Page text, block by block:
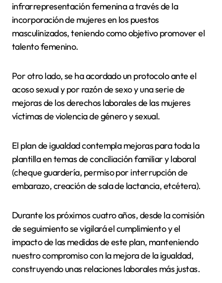
infrarrepresentación femenina a través de la
incorporación de mujeres en los puestos
masculinizados, teniendo como objetivo promover el
talento femenino.
Por otro lado, se ha acordado un protocolo ante el
acoso sexual y por razón de sexo y una serie de
mejoras de los derechos laborales de las mujeres
víctimas de violencia de género y sexual.
El plan de igualdad contempla mejoras para toda la
plantilla en temas de conciliación familiar y laboral
(cheque guardería, permiso por interrupción de
embarazo, creación de sala de lactancia, etcétera).
Durante los próximos cuatro años, desde la comisión
de seguimiento se vigilará el cumplimiento y el
impacto de las medidas de este plan, manteniendo
nuestro compromiso con la mejora de la igualdad,
construyendo unas relaciones laborales más justas.